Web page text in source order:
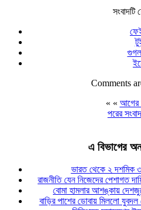
সংবাদটি
Comments
« « আগের
পরের সংবাদ
এ বিভাগের
ভারত থেকে ২ দশমিক
রাজনীতি যেন নিজেদের পেশাগত
বোমা হামলার আশঙ্কায়
বাড়ির পাশের ডোবায় মিললো